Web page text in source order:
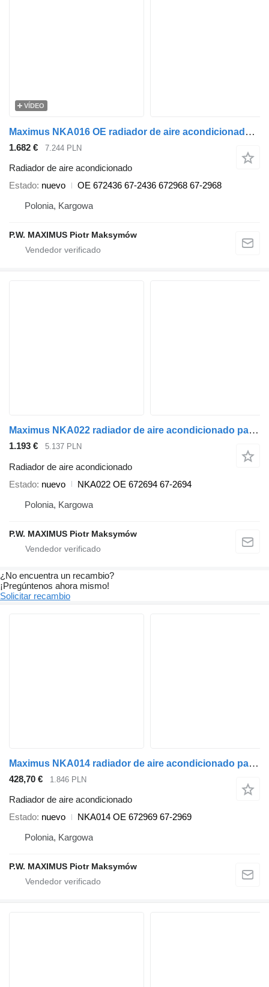
VÍDEO
Maximus NKA016 OE radiador de aire acondicionado para semirremolque
1.682 € 7.244 PLN
Radiador de aire acondicionado
Estado nuevo
OE 672436 67-2436 672968 67-2968
Polonia, Kargowa
P.W. MAXIMUS Piotr Maksymów
Maximus NKA022 radiador de aire acondicionado para semirremolque
1.193 € 5.137 PLN
Radiador de aire acondicionado
Estado nuevo
NKA022 OE 672694 67-2694
Polonia, Kargowa
P.W. MAXIMUS Piotr Maksymów
¿No encuentra un recambio?
¡Pregúntenos ahora mismo!
Solicitar recambio
Maximus NKA014 radiador de aire acondicionado para semirremolque
428,70 € 1.846 PLN
Radiador de aire acondicionado
Estado nuevo
NKA014 OE 672969 67-2969
Polonia, Kargowa
P.W. MAXIMUS Piotr Maksymów